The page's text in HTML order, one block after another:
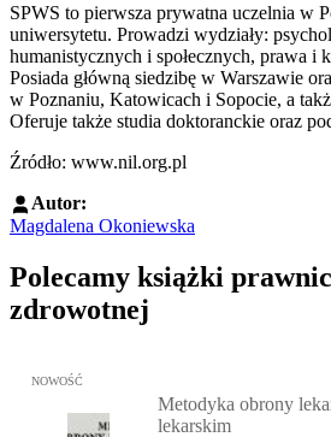
SPWS to pierwsza prywatna uczelnia w
uniwersytetu. Prowadzi wydziały:
humanistycznych i społecznych, prawa i
Posiada główną siedzibę w Warszawie
w Poznaniu, Katowicach i Sopocie, a
Oferuje także studia doktoranckie oraz
Źródło: www.nil.org.pl
Autor:
Magdalena Okoniewska
Polecamy książki
zdrowotnej
Przejdź do: Metodyka obrony lekarza
NOWOŚĆ
Metodyka obrony
lekarskim